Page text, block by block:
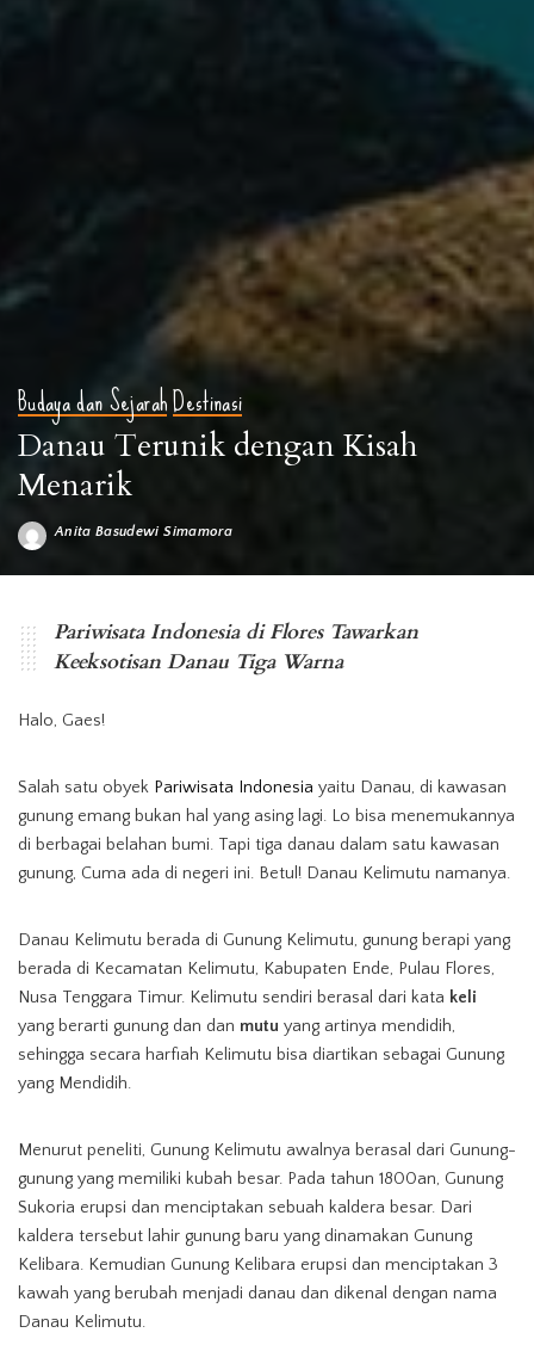
semakin unik. (Foto: www.indonesia.travel)
Budaya dan SejarahDestinasi
Danau Terunik dengan Kisah
Menarik
Posted
Anita Basudewi Simamora
Pariwisata Indonesia di Flores Tawarkan
Keeksotisan Danau Tiga Warna
Halo, Gaes!
Salah satu obyek Pariwisata Indonesia yaitu Danau, di kawasan
gunung emang bukan hal yang asing lagi. Lo bisa menemukannya
di berbagai belahan bumi. Tapi tiga danau dalam satu kawasan
gunung, Cuma ada di negeri ini. Betul! Danau Kelimutu namanya.
Danau Kelimutu berada di Gunung Kelimutu, gunung berapi yang
berada di Kecamatan Kelimutu, Kabupaten Ende, Pulau Flores,
Nusa Tenggara Timur. Kelimutu sendiri berasal dari kata keli
yang berarti gunung dan dan mutu yang artinya mendidih,
sehingga secara harfiah Kelimutu bisa diartikan sebagai Gunung
yang Mendidih.
Menurut peneliti, Gunung Kelimutu awalnya berasal dari Gunung-
gunung yang memiliki kubah besar. Pada tahun 1800an, Gunung
Sukoria erupsi dan menciptakan sebuah kaldera besar. Dari
kaldera tersebut lahir gunung baru yang dinamakan Gunung
Kelibara. Kemudian Gunung Kelibara erupsi dan menciptakan 3
kawah yang berubah menjadi danau dan dikenal dengan nama
Danau Kelimutu.